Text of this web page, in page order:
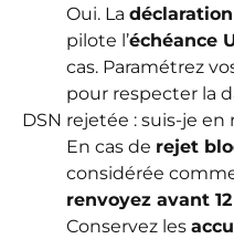
Oui. La
pilote l’échéance
cas. Paramétrez
pour respecter la
DSN rejetée : suis-je en
En cas de rejet
considérée
renvoyez avant
Conservez les